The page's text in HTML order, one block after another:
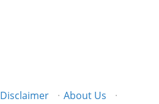
Disclaimer · About Us ·